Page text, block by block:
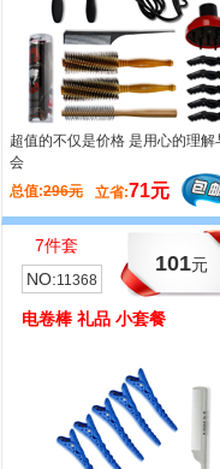
仅是价格 是用心的理解与体
元 立省:71元
11368
101 元
礼品 小套餐